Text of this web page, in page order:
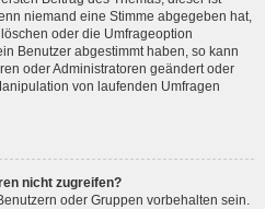
niemand eine Stimme abgegeben hat,
oder die Umfrageoption
Benutzer abgestimmt haben, so kann
oder Administratoren geändert oder
von laufenden Umfragen
nicht zugreifen?
oder Gruppen vorbehalten sein.